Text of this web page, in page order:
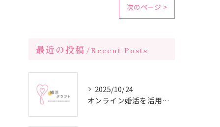
次のページ >
最近の投稿 Recent Posts
2025/10/24
オンライン婚活を活用した短期間成婚の秘訣